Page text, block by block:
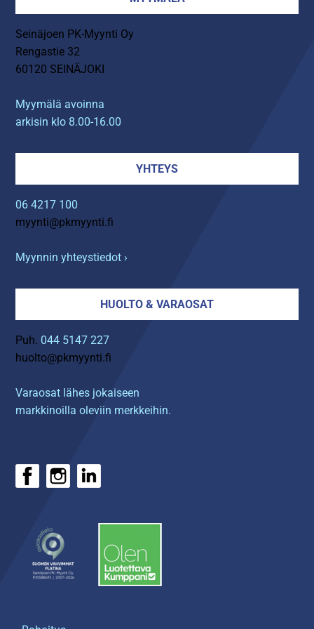
Seinäjoen PK-Myynti Oy
Rengastie 32
60120 SEINÄJOKI
Myymälä avoinna
arkisin klo 8.00-16.00
YHTEYS
06 4217 100
myynti@pkmyynti.fi
Myynnin yhteystiedot ›
HUOLTO & VARAOSAT
Puh. 044 5147 227
huolto@pkmyynti.fi
Varaosat lähes jokaiseen
markkinoilla oleviin merkkeihin.